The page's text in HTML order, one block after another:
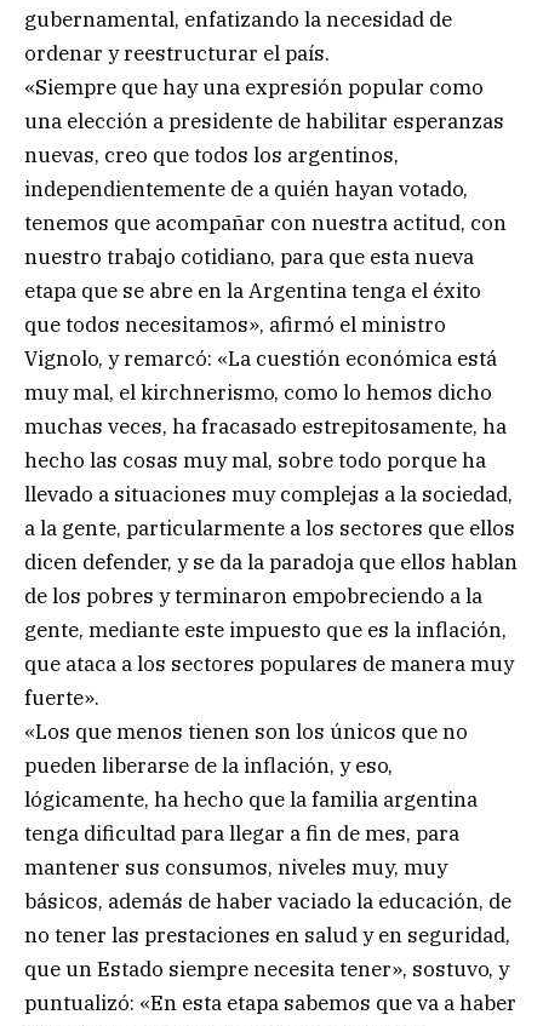
gubernamental, enfatizando la necesidad de
ordenar y reestructurar el país.
«Siempre que hay una expresión popular como
una elección a presidente de habilitar esperanzas
nuevas, creo que todos los argentinos,
independientemente de a quién hayan votado,
tenemos que acompañar con nuestra actitud, con
nuestro trabajo cotidiano, para que esta nueva
etapa que se abre en la Argentina tenga el éxito
que todos necesitamos», afirmó el ministro
Vignolo, y remarcó: «La cuestión económica está
muy mal, el kirchnerismo, como lo hemos dicho
muchas veces, ha fracasado estrepitosamente, ha
hecho las cosas muy mal, sobre todo porque ha
llevado a situaciones muy complejas a la sociedad,
a la gente, particularmente a los sectores que ellos
dicen defender, y se da la paradoja que ellos hablan
de los pobres y terminaron empobreciendo a la
gente, mediante este impuesto que es la inflación,
que ataca a los sectores populares de manera muy
fuerte».
«Los que menos tienen son los únicos que no
pueden liberarse de la inflación, y eso,
lógicamente, ha hecho que la familia argentina
tenga dificultad para llegar a fin de mes, para
mantener sus consumos, niveles muy, muy
básicos, además de haber vaciado la educación, de
no tener las prestaciones en salud y en seguridad,
que un Estado siempre necesita tener», sostuvo, y
puntualizó: «En esta etapa sabemos que va a haber